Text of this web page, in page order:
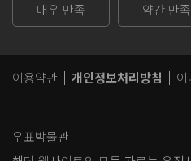
매우 만족 약간 만족
이용약관 개인정보처리방침
우표박물관